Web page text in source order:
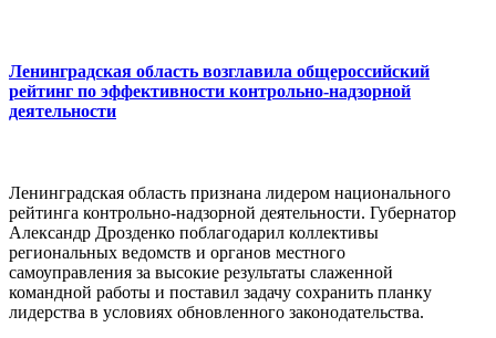
Ленинградская область возглавила общероссийский
рейтинг по эффективности контрольно-надзорной
деятельности
Ленинградская область признана лидером национального
рейтинга контрольно-надзорной деятельности. Губернатор
Александр Дрозденко поблагодарил коллективы
региональных ведомств и органов местного
самоуправления за высокие результаты слаженной
командной работы и поставил задачу сохранить планку
лидерства в условиях обновленного законодательства.